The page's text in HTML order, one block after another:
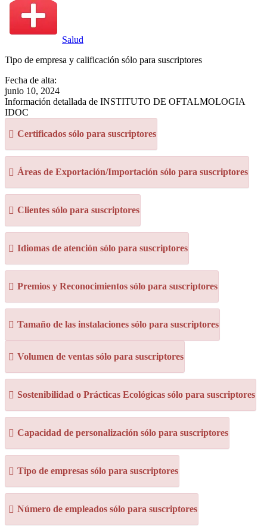
Salud
Tipo de empresa y calificación sólo para suscriptores
Fecha de alta:
junio 10, 2024
Información detallada de INSTITUTO DE OFTALMOLOGIA
IDOC
Certificados sólo para suscriptores
Áreas de Exportación/Importación sólo para suscriptores
Clientes sólo para suscriptores
Idiomas de atención sólo para suscriptores
Premios y Reconocimientos sólo para suscriptores
Tamaño de las instalaciones sólo para suscriptores
Volumen de ventas sólo para suscriptores
Sostenibilidad o Prácticas Ecológicas sólo para suscriptores
Capacidad de personalización sólo para suscriptores
Tipo de empresas sólo para suscriptores
Número de empleados sólo para suscriptores